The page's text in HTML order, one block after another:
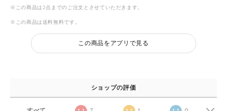
※この商品は2点までのご注文とさせていただきます。
※この商品は 送料無料です。
この商品をアプリで見る
ショップの評価